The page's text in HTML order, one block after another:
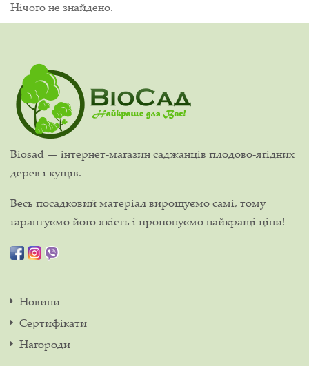
Нічого не знайдено.
Biosad — інтернет-магазин саджанців плодово-ягідних
дерев і кущів.
Весь посадковий матеріал вирощуємо самі, тому
гарантуємо його якість і пропонуємо найкращі ціни!
Новини
Сертифікати
Нагороди